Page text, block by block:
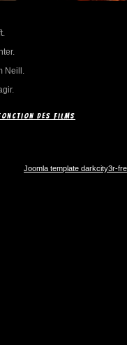
Neill.
des films
Joomla template darkcity3r-